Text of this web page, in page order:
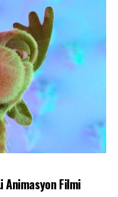
Animasyon Filmi